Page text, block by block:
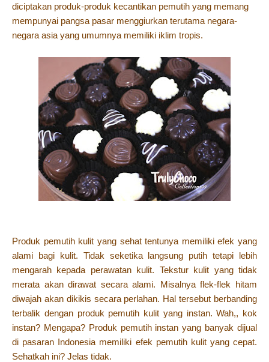
diciptakan produk-produk kecantikan pemutih yang memang
mempunyai pangsa pasar menggiurkan terutama negara-
negara asia yang umumnya memiliki iklim tropis.
Produk pemutih kulit yang sehat tentunya memiliki efek yang
alami bagi kulit. Tidak seketika langsung putih tetapi lebih
mengarah kepada perawatan kulit. Tekstur kulit yang tidak
merata akan dirawat secara alami. Misalnya flek-flek hitam
diwajah akan dikikis secara perlahan. Hal tersebut berbanding
terbalik dengan produk pemutih kulit yang instan. Wah,, kok
instan? Mengapa? Produk pemutih instan yang banyak dijual
di pasaran Indonesia memiliki efek pemutih kulit yang cepat.
Sehatkah ini? Jelas tidak.